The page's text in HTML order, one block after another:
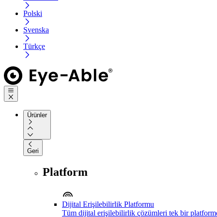
Polski
Svenska
Türkçe
Ürünler
Geri
Platform
Dijital Erişilebilirlik Platformu
Tüm dijital erişilebilirlik çözümleri tek bir